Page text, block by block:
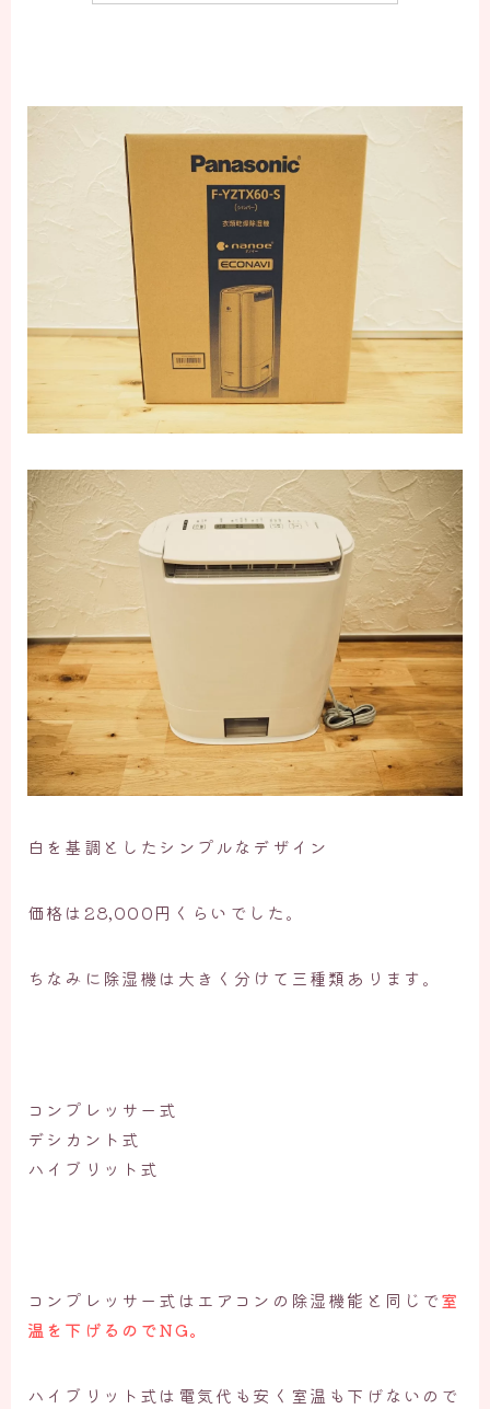
白を基調としたシンプルなデザイン
価格は28,000円くらいでした。
ちなみに除湿機は大きく分けて三種類あります。
コンプレッサー式
デシカント式
ハイブリット式
コンプレッサー式はエアコンの除湿機能と同じで室
温を下げるのでNG。
ハイブリット式は電気代も安く室温も下げないので